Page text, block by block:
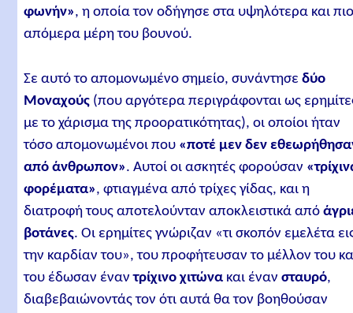
φωνήν», η οποία τον οδήγησε στα υψηλότερα και
απόμερα μέρη του βουνού.
Σε αυτό το απομονωμένο σημείο, συνάντησεδύο
Μοναχούς (που αργότερα περιγράφονται ως
με το χάρισμα της προορατικότητας), οι οποίοι ήταν
τόσο απομονωμένοι που «ποτέ μεν δεν
από άνθρωπον». Αυτοί οι ασκητές φορούσαν
φορέματα», φτιαγμένα από τρίχες γίδας, και η
διατροφή τους αποτελούνταν αποκλειστικά από
βοτάνες. Οι ερημίτες γνώριζαν «τι σκοπόν εμελέτα
την καρδίαν του», του προφήτευσαν το μέλλον του
του έδωσαν έναντρίχινο χιτώνα και ένανσταυρό,
διαβεβαιώνοντάς τον ότι αυτά θα τον βοηθούσαν